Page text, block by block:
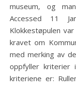
museum, og
Accessed 11
Klokkestøpulen
kravet om
med merking av
oppfyller kriterier
kriteriene er: